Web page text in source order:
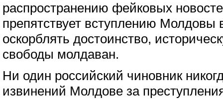
распространению фейковых
препятствует вступлению Молдовы
оскорблять достоинство,
свободы молдаван.
Ни один российский чиновник
извинений Молдове за